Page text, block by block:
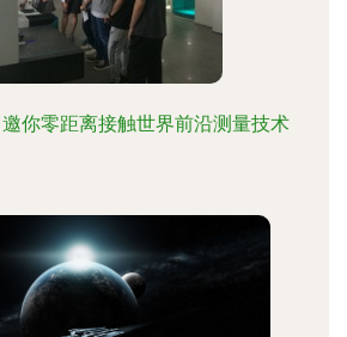
你零距离接触世界前沿测量技术